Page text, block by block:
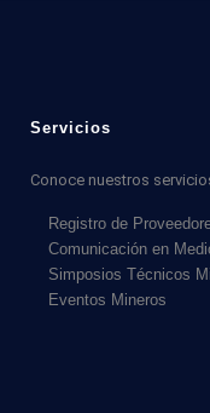
Servicios
Conoce nuestros
Registro de
Comunicación en
Simposios Técnicos
Eventos Mineros